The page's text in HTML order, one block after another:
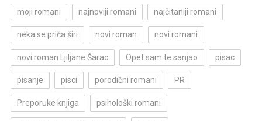
moji romani najnoviji romani najčitaniji romani
neka se priča širi novi roman novi romani
novi roman Ljiljane Šarac Opet sam te sanjao pisac
pisanje pisci porodični romani PR
Preporuke knjiga psihološki romani